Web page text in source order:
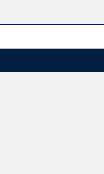
World's Classics has